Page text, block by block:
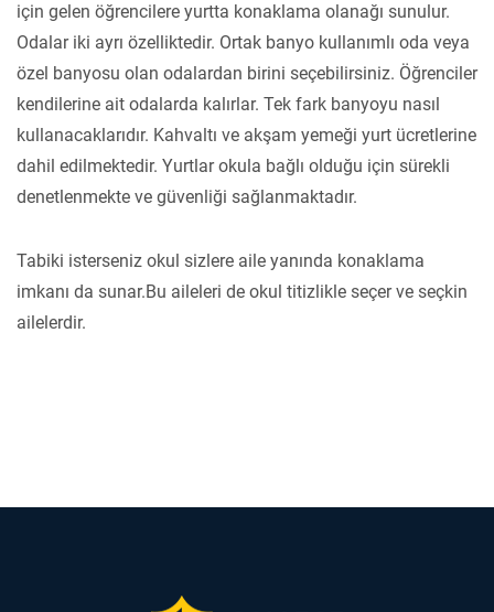
için gelen öğrencilere yurtta konaklama olanağı sunulur.
Odalar iki ayrı özelliktedir. Ortak banyo kullanımlı oda veya
özel banyosu olan odalardan birini seçebilirsiniz. Öğrenciler
kendilerine ait odalarda kalırlar. Tek fark banyoyu nasıl
kullanacaklarıdır. Kahvaltı ve akşam yemeği yurt ücretlerine
dahil edilmektedir. Yurtlar okula bağlı olduğu için sürekli
denetlenmekte ve güvenliği sağlanmaktadır.
Tabiki isterseniz okul sizlere aile yanında konaklama
imkanı da sunar.Bu aileleri de okul titizlikle seçer ve seçkin
ailelerdir.